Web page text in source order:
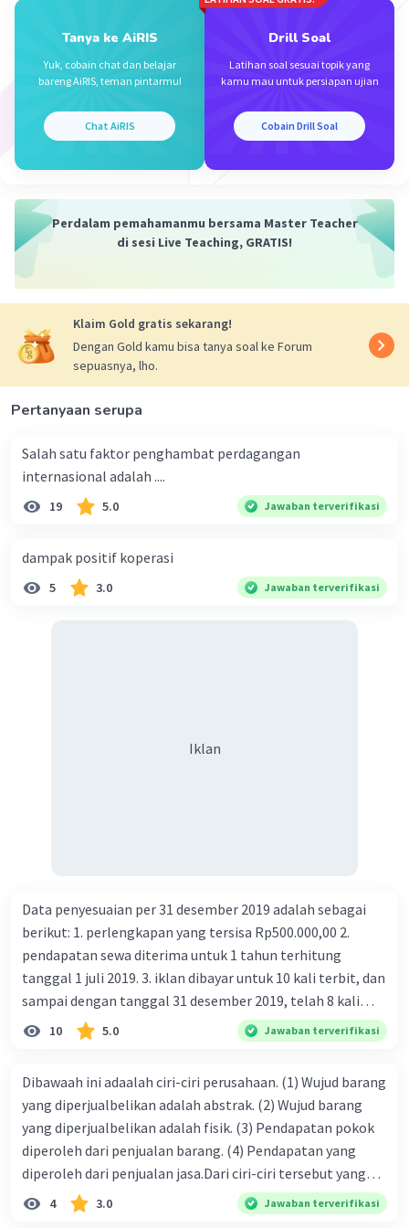
Tanya ke AiRIS
Yuk, cobain chat dan belajar
bareng AiRIS, teman pintarmu!
Chat AiRIS
Drill Soal
Latihan soal sesuai topik yang
kamu mau untuk persiapan ujian
Cobain Drill Soal
Perdalam pemahamanmu bersama Master Teacher
di sesi Live Teaching, GRATIS!
Klaim Gold gratis sekarang!
Dengan Gold kamu bisa tanya soal ke Forum
sepuasnya, lho.
Pertanyaan serupa
Salah satu faktor penghambat perdagangan
internasional adalah ....
19 5.0 Jawaban terverifikasi
dampak positif koperasi
5 3.0 Jawaban terverifikasi
Iklan
Data penyesuaian per 31 desember 2019 adalah sebagai
berikut: 1. perlengkapan yang tersisa Rp500.000,00 2.
pendapatan sewa diterima untuk 1 tahun terhitung
tanggal 1 juli 2019. 3. iklan dibayar untuk 10 kali terbit, dan
sampai dengan tanggal 31 desember 2019, telah 8 kali
terbit. 4. gaji terutang untuk periode berjalan sebesar
Rp800.000,00 dari data di atas, pencatatan jurnal pembalik
10 5.0 Jawaban terverifikasi
Dibawaah ini adaalah ciri-ciri perusahaan. (1) Wujud barang
yang diperjualbelikan adalah abstrak. (2) Wujud barang
yang diperjualbelikan adalah fisik. (3) Pendapatan pokok
diperoleh dari penjualan barang. (4) Pendapatan yang
diperoleh dari penjualan jasa.Dari ciri-ciri tersebut yang
merupakan ciri dari perusahaan dagang ditunjukan pada
nomor…. a. 1 dan 3 b. 3 dan 4 c. 2 dan 3 d. 1 dan 2 e. 2 dan 4
4 3.0 Jawaban terverifikasi